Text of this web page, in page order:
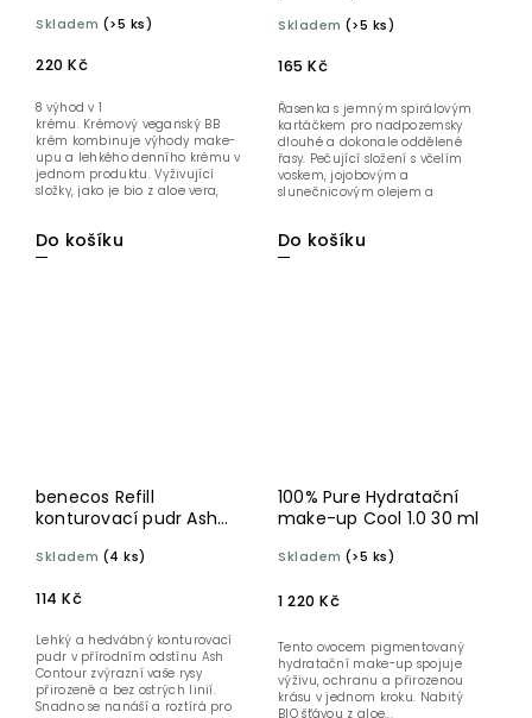
Skladem (>5 ks)
220 Kč
Do košíku
8 výhod v 1
krému. Krémový veganský BB
krém kombinuje výhody make-
upu a lehkého denního krému v
jednom produktu. Vyživující
složky, jako je bio z aloe vera,
Skladem (>5 ks)
165 Kč
Do košíku
Řasenka s jemným spirálovým
kartáčkem pro nadpozemsky
dlouhé a dokonale oddělené
řasy. Pečující složení s včelím
voskem, jojobovým a
slunečnicovým olejem a
benecos Refill
konturovací pudr Ash
Skladem (4 ks)
114 Kč
Lehký a hedvábný konturovací
pudr v přírodním odstínu Ash
Contour zvýrazní vaše rysy
přirozeně a bez ostrých linií.
Snadno se nanáší a roztírá pro
100% Pure Hydratační
make-up Cool 1.0 30 ml
Skladem (>5 ks)
1 220 Kč
Tento ovocem pigmentovaný
hydratační make-up spojuje
výživu, ochranu a přirozenou
krásu v jednom kroku. Nabitý
BIO šťávou z aloe...